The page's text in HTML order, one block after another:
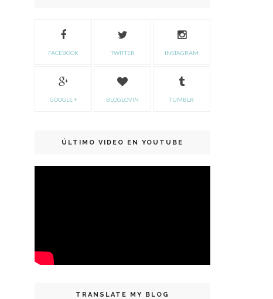
FACEBOOK TWITTER INSTAGRAM
GOOGLE + BLOGLOVIN TUMBLR
ÚLTIMO VIDEO EN YOUTUBE
TRANSLATE MY BLOG